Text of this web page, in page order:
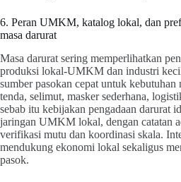
6. Peran UMKM, katalog lokal, dan
masa darurat
Masa darurat sering memperlihatkan
produksi lokal-UMKM dan industri
sumber pasokan cepat untuk kebutuhan
tenda, selimut, masker sederhana,
sebab itu kebijakan pengadaan darurat
jaringan UMKM lokal, dengan catatan
verifikasi mutu dan koordinasi skala.
mendukung ekonomi lokal sekaligus
pasok.